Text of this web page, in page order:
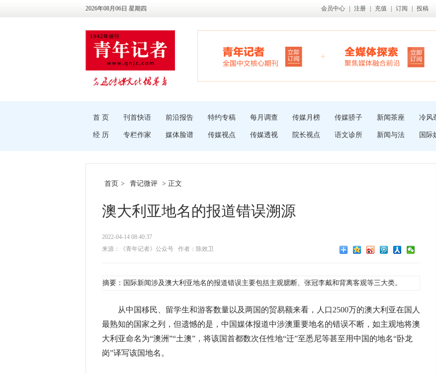
2026年08月06日 星期四 会员中心 注册 充值 订阅 投稿
首 页 刊首快语 前沿报告 特约专稿 每月调查 传媒月榜 传媒骄子 新闻茶座 冷风
经 历 专栏作家 媒体脸谱 传媒视点 传媒透视 院长视点 语文诊所 新闻与法 国际
首页 > 青记微评 > 正文
澳大利亚地名的报道错误溯源
2022-04-14 08:40:37
来源：《青年记者》公众号
作者：陈效卫
摘要：国际新闻涉及澳大利亚地名的报道错误主要包括主观臆断、张冠李戴和背离客观等三大类。
从中国移民、留学生和游客数量以及两国的贸易额来看，人口2500万的澳大利亚在国人
最熟知的国家之列，但遗憾的是，中国媒体报道中涉澳重要地名的错误不断，如主观地将澳
大利亚命名为“澳洲”“土澳”，将该国首都数次任性地“迁”至悉尼等甚至用中国的地名“卧龙
岗”译写该国地名。